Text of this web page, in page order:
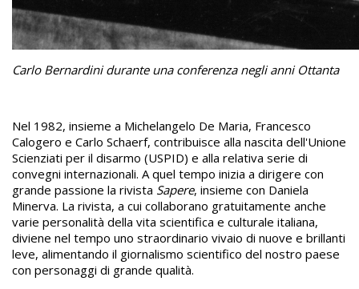
Carlo Bernardini durante una conferenza negli anni Ottanta
Nel 1982, insieme a Michelangelo De Maria, Francesco
Calogero e Carlo Schaerf, contribuisce alla nascita dell'Unione
Scienziati per il disarmo (USPID) e alla relativa serie di
convegni internazionali. A quel tempo inizia a dirigere con
grande passione la rivista Sapere, insieme con Daniela
Minerva. La rivista, a cui collaborano gratuitamente anche
varie personalità della vita scientifica e culturale italiana,
diviene nel tempo uno straordinario vivaio di nuove e brillanti
leve, alimentando il giornalismo scientifico del nostro paese
con personaggi di grande qualità.